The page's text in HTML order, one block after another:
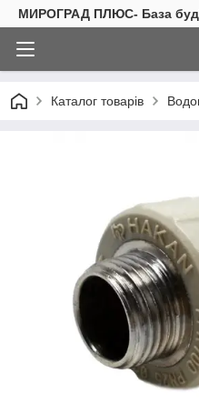
МИРОГРАД ПЛЮС- База
Каталог товарів